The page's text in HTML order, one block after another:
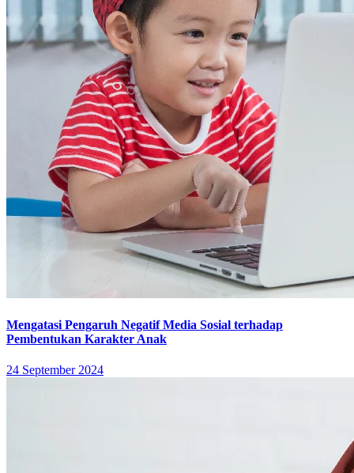
Mengatasi Pengaruh Negatif Media Sosial terhadap
Pembentukan Karakter Anak
24 September 2024